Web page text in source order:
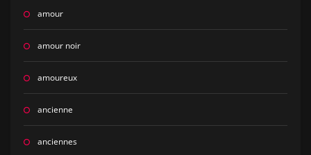
amour
amour noir
amoureux
ancienne
anciennes